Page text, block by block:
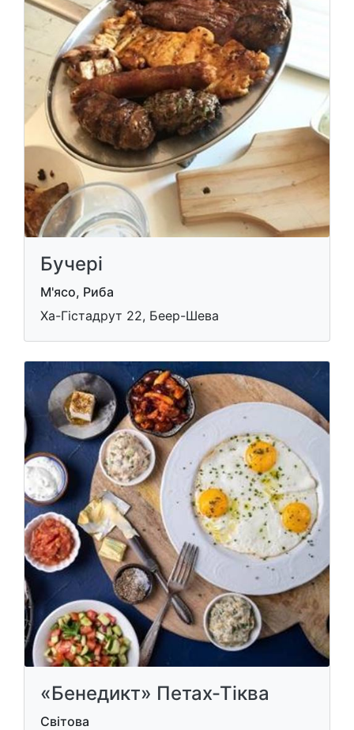
Бучері
М'ясо, Риба
Ха-Гістадрут 22, Беер-Шева
«Бенедикт» Петах-Тіква
Світова